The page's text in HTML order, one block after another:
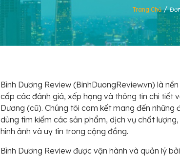
Trang Chủ/
Bình Dương Review (BinhDuongReview.vn) là
cấp các đánh giá, xếp hạng và thông tin chi tiết
Dương (cũ). Chúng tôi cam kết mang đến những
dùng tìm kiếm các sản phẩm, dịch vụ chất
hình ảnh và uy tín trong cộng đồng.
Bình Dương Review được vận hành và quản lý